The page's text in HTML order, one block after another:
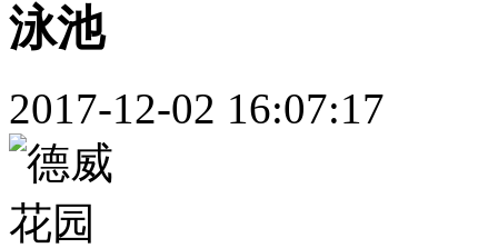
泳池
2017-12-02 16:07:17